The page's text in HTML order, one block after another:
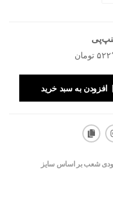
افزودن به سبد خرید
شعب بر اساس سایز